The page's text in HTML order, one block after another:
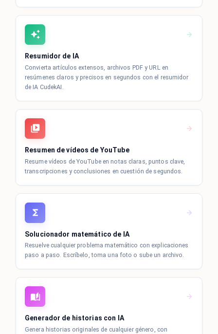
Resumidor de IA
Convierta artículos extensos, archivos PDF y URL en
resúmenes claros y precisos en segundos con el resumidor
de IA CudekAI.
Resumen de vídeos de YouTube
Resume vídeos de YouTube en notas claras, puntos clave,
transcripciones y conclusiones en cuestión de segundos.
Solucionador matemático de IA
Resuelve cualquier problema matemático con explicaciones
paso a paso. Escríbelo, toma una foto o sube un archivo.
Generador de historias con IA
Genera historias originales de cualquier género, con